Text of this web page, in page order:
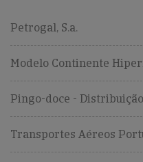
Petrogal, S.a.
Modelo Continente
Pingo-doce -
Transportes Aéreos